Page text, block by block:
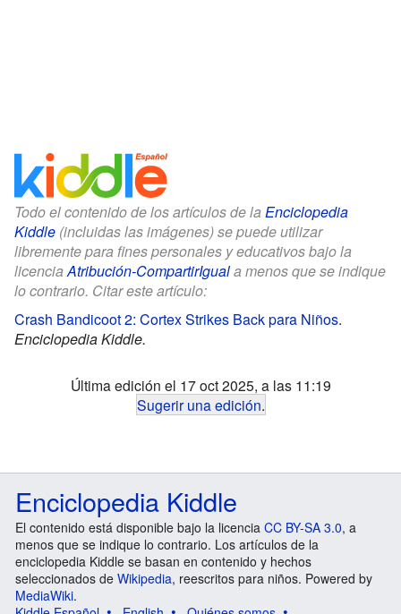
Todo el contenido de los artículos de la Enciclopedia
Kiddle (incluidas las imágenes) se puede utilizar
libremente para fines personales y educativos bajo la
licenciaAtribución-CompartirIguala menos que se indique
lo contrario. Citar este artículo:
Crash Bandicoot 2: Cortex Strikes Back para Niños.
Enciclopedia Kiddle.
Última edición el 17 oct 2025, a las 11:19
Sugerir una edición.
Enciclopedia Kiddle
El contenido está disponible bajo la licencia CC BY-SA 3.0, a
menos que se indique lo contrario. Los artículos de la
enciclopedia Kiddle se basan en contenido y hechos
seleccionados de Wikipedia, reescritos para niños. Powered by
MediaWiki.